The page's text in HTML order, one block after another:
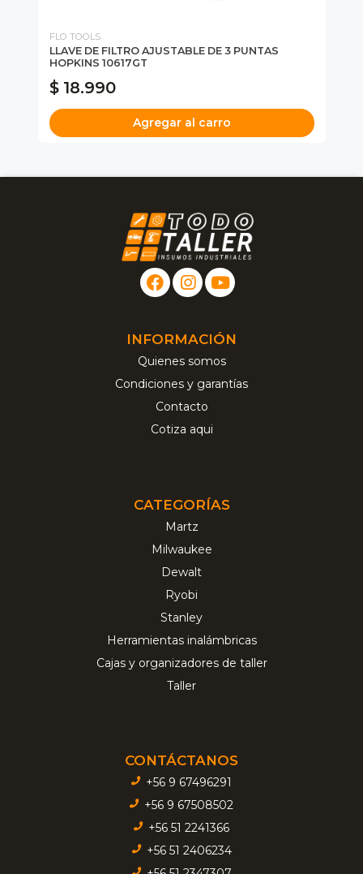
FLO TOOLS
LLAVE DE FILTRO AJUSTABLE DE 3 PUNTAS
HOPKINS 10617GT
$ 18.990
Agregar al carro
INFORMACIÓN
Quienes somos
Condiciones y garantías
Contacto
Cotiza aqui
CATEGORÍAS
Martz
Milwaukee
Dewalt
Ryobi
Stanley
Herramientas inalámbricas
Cajas y organizadores de taller
Taller
CONTÁCTANOS
+56 9 67496291
+56 9 67508502
+56 51 2241366
+56 51 2406234